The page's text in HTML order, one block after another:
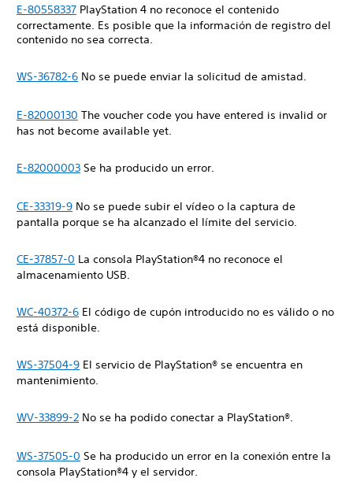
E-80558337 PlayStation 4 no reconoce el contenido
correctamente. Es posible que la información de registro del
contenido no sea correcta.
WS-36782-6 No se puede enviar la solicitud de amistad.
E-82000130 The voucher code you have entered is invalid or
has not become available yet.
E-82000003 Se ha producido un error.
CE-33319-9 No se puede subir el vídeo o la captura de
pantalla porque se ha alcanzado el límite del servicio.
CE-37857-0 La consola PlayStation®4 no reconoce el
almacenamiento USB.
WC-40372-6 El código de cupón introducido no es válido o no
está disponible.
WS-37504-9 El servicio de PlayStation® se encuentra en
mantenimiento.
WV-33899-2 No se ha podido conectar a PlayStation®.
WS-37505-0 Se ha producido un error en la conexión entre la
consola PlayStation®4 y el servidor.